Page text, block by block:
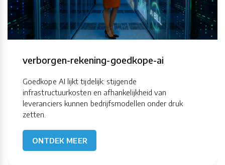
verborgen-rekening-goedkope-ai
Goedkope AI lijkt tijdelijk: stijgende
infrastructuurkosten en afhankelijkheid van
leveranciers kunnen bedrijfsmodellen onder druk
zetten.
ONTDEK MEER